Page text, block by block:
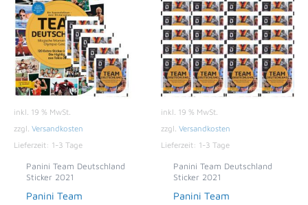
inkl. 19 % MwSt.
zzgl. Versandkosten
Lieferzeit: 1-3 Tage
Panini Team Deutschland
Sticker 2021
Panini Team
6,00 €5,49 €.
inkl. 19 % MwSt.
zzgl. Versandkosten
Lieferzeit: 1-3 Tage
Panini Team Deutschland
Sticker 2021
Panini Team
18,00 €15,99 €.